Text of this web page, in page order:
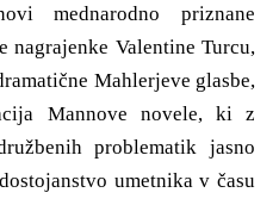
mednarodno priznane
nagrajenke Valentine Turcu,
Mahlerjeve glasbe,
Mannove novele, ki z
problematik jasno
umetnika v času